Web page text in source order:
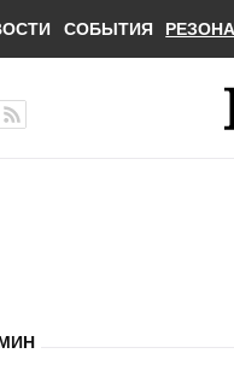
СОБЫТИЯ